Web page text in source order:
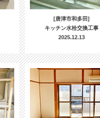
[唐津市和多田]
キッチン水栓交換工事
2025.12.13